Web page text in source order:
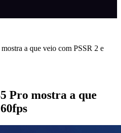
a que veio com PSSR 2 e
Pro mostra a que